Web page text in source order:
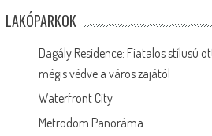
LAKÓPARKOK
Dagály Residence: Fiatalos stílusú
mégis védve a város zajától
Waterfront City
Metrodom Panoráma